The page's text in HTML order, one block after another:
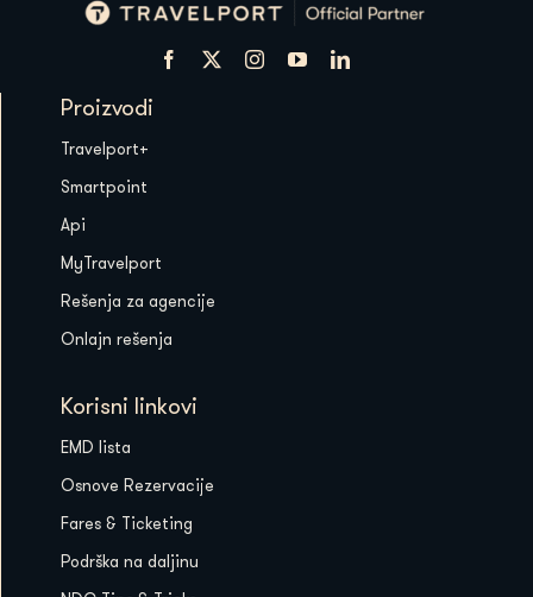
Proizvodi
Travelport+
Smartpoint
Api
MyTravelport
Rešenja za agencije
Onlajn rešenja
Korisni linkovi
EMD lista
Osnove Rezervacije
Fares & Ticketing
Podrška na daljinu